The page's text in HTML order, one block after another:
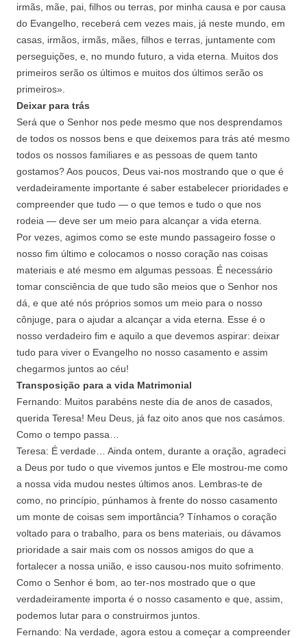
irmãs, mãe, pai, filhos ou terras, por minha causa e por causa
do Evangelho, receberá cem vezes mais, já neste mundo, em
casas, irmãos, irmãs, mães, filhos e terras, juntamente com
perseguições, e, no mundo futuro, a vida eterna. Muitos dos
primeiros serão os últimos e muitos dos últimos serão os
primeiros».
Deixar para trás
Será que o Senhor nos pede mesmo que nos desprendamos
de todos os nossos bens e que deixemos para trás até mesmo
todos os nossos familiares e as pessoas de quem tanto
gostamos? Aos poucos, Deus vai-nos mostrando que o que é
verdadeiramente importante é saber estabelecer prioridades e
compreender que tudo — o que temos e tudo o que nos
rodeia — deve ser um meio para alcançar a vida eterna.
Por vezes, agimos como se este mundo passageiro fosse o
nosso fim último e colocamos o nosso coração nas coisas
materiais e até mesmo em algumas pessoas. É necessário
tomar consciência de que tudo são meios que o Senhor nos
dá, e que até nós próprios somos um meio para o nosso
cônjuge, para o ajudar a alcançar a vida eterna. Esse é o
nosso verdadeiro fim e aquilo a que devemos aspirar: deixar
tudo para viver o Evangelho no nosso casamento e assim
chegarmos juntos ao céu!
Transposição para a vida Matrimonial
Fernando: Muitos parabéns neste dia de anos de casados,
querida Teresa! Meu Deus, já faz oito anos que nos casámos.
Como o tempo passa…
Teresa: É verdade… Ainda ontem, durante a oração, agradeci
a Deus por tudo o que vivemos juntos e Ele mostrou-me como
a nossa vida mudou nestes últimos anos. Lembras-te de
como, no princípio, púnhamos à frente do nosso casamento
um monte de coisas sem importância? Tínhamos o coração
voltado para o trabalho, para os bens materiais, ou dávamos
prioridade a sair mais com os nossos amigos do que a
fortalecer a nossa união, e isso causou-nos muito sofrimento.
Como o Senhor é bom, ao ter-nos mostrado que o que
verdadeiramente importa é o nosso casamento e que, assim,
podemos lutar para o construirmos juntos.
Fernando: Na verdade, agora estou a começar a compreender